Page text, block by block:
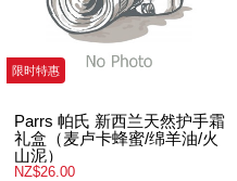
限时特惠
Parrs 帕氏 新西兰天然护手霜
礼盒（麦卢卡蜂蜜/绵羊油/火
山泥）
NZ$26.00